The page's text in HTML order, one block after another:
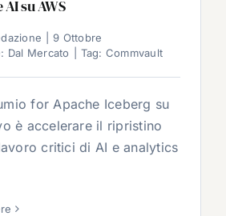
su AWS
9 Ottobre
Dal Mercato Tag: Commvault
for Apache Iceberg su
è accelerare il ripristino
critici di AI e analytics